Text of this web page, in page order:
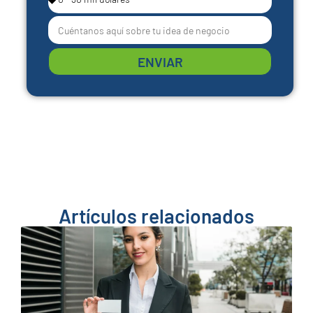
ENVIAR
Artículos relacionados